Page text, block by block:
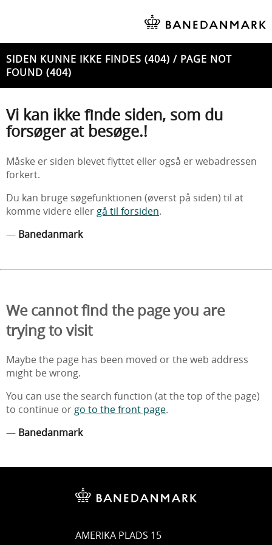
SIDEN KUNNE IKKE FINDES (404) / PAGE NOT
FOUND (404)
Vi kan ikke finde siden, som du
forsøger at besøge.!
Måske er siden blevet flyttet eller også er webadressen
forkert.
Du kan bruge søgefunktionen (øverst på siden) til at
komme videre eller gå til forsiden.
— Banedanmark
We cannot find the page you are
trying to visit
Maybe the page has been moved or the web address
might be wrong.
You can use the search function (at the top of the page)
to continue or go to the front page.
— Banedanmark
AMERIKA PLADS 15